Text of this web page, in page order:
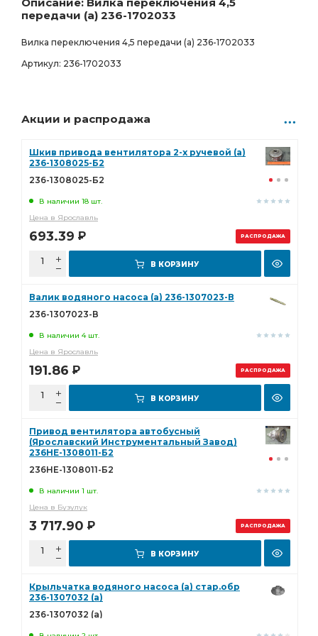
передачи (а) 236-1702033
Вилка переключения 4,5 передачи (а) 236-1702033
Артикул: 236-1702033
Акции и распродажа
РАСПРОДАЖА
Шкив привода вентилятора 2-х ручевой (а)
236-1308025-Б2
236-1308025-Б2
В наличии 18 шт.
Цена в Ярославль
693.39 Р
В КОРЗИНУ
РАСПРОДАЖА
Валик водяного насоса (а) 236-1307023-В
236-1307023-В
В наличии 4 шт.
Цена в Ярославль
191.86 Р
В КОРЗИНУ
РАСПРОДАЖА
Привод вентилятора автобусный
(Ярославский Инструментальный Завод)
236НЕ-1308011-Б2
236НЕ-1308011-Б2
В наличии 1 шт.
Цена в Бузулук
3 717.90 Р
В КОРЗИНУ
Крыльчатка водяного насоса (а) стар.обр
236-1307032 (а)
236-1307032 (а)